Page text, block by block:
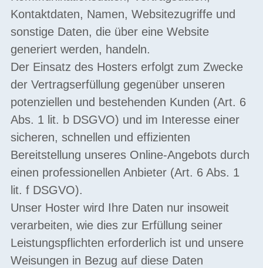
Kontaktdaten, Namen, Websitezugriffe und
sonstige Daten, die über eine Website
generiert werden, handeln.
Der Einsatz des Hosters erfolgt zum Zwecke
der Vertragserfüllung gegenüber unseren
potenziellen und bestehenden Kunden (Art. 6
Abs. 1 lit. b DSGVO) und im Interesse einer
sicheren, schnellen und effizienten
Bereitstellung unseres Online-Angebots durch
einen professionellen Anbieter (Art. 6 Abs. 1
lit. f DSGVO).
Unser Hoster wird Ihre Daten nur insoweit
verarbeiten, wie dies zur Erfüllung seiner
Leistungspflichten erforderlich ist und unsere
Weisungen in Bezug auf diese Daten